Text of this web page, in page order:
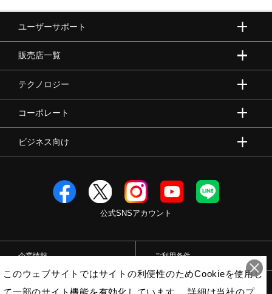
ユーザーサポート
販売店一覧
テクノロジー
コーポレート
ビジネス向け
公式SNSアカウント
企業情報 ご利用条件
このウェブサイトではサイトの利便性のためCookieを使用し
て一部のサイト機能を有効化しています。 詳細は当社のプ